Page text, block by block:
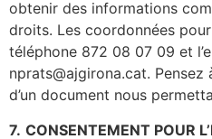
obtenir des informations
droits. Les coordonnées
téléphone 872 08 07 09 et
nprats@ajgirona.cat.
d’un document nous
7. CONSENTEMENT POUR